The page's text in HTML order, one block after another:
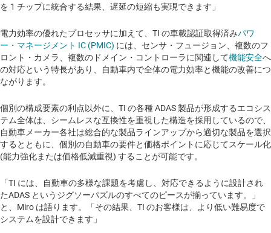
を 1 チップに統合する結果、遅延の短縮も実現できます」
電力効率の優れたプロセッサに加えて、TI の車載認証取得済みパワ
ー・マネージメント IC (PMIC) には、センサ・フュージョン、複数のフ
ロント・カメラ、複数のドメイン・コントローラに関連して機能安全へ
の対応という特長があり、自動車内で全体の電力効率と機能の改善につ
ながります。
個別の構成要素の利点以外に、TI の各種 ADAS 製品が形成するエコシス
テム全体は、シームレスな互換性を重視した構造を採用しているので、
自動車メーカー各社は総合的な製品ラインアップから適切な製品を選択
するとともに、個別の自動車の要件と価格ポイントに応じてスケール化
(能力強化または価格低減重視) することが可能です。
「TI には、自動車の多様な課題を考慮し、対応できるように設計され
たADAS というジグソーパズルのすべてのピースが揃っています。」
と、Miro は語ります。「その結果、TI のお客様は、より低い難易度で
システムを設計できます」